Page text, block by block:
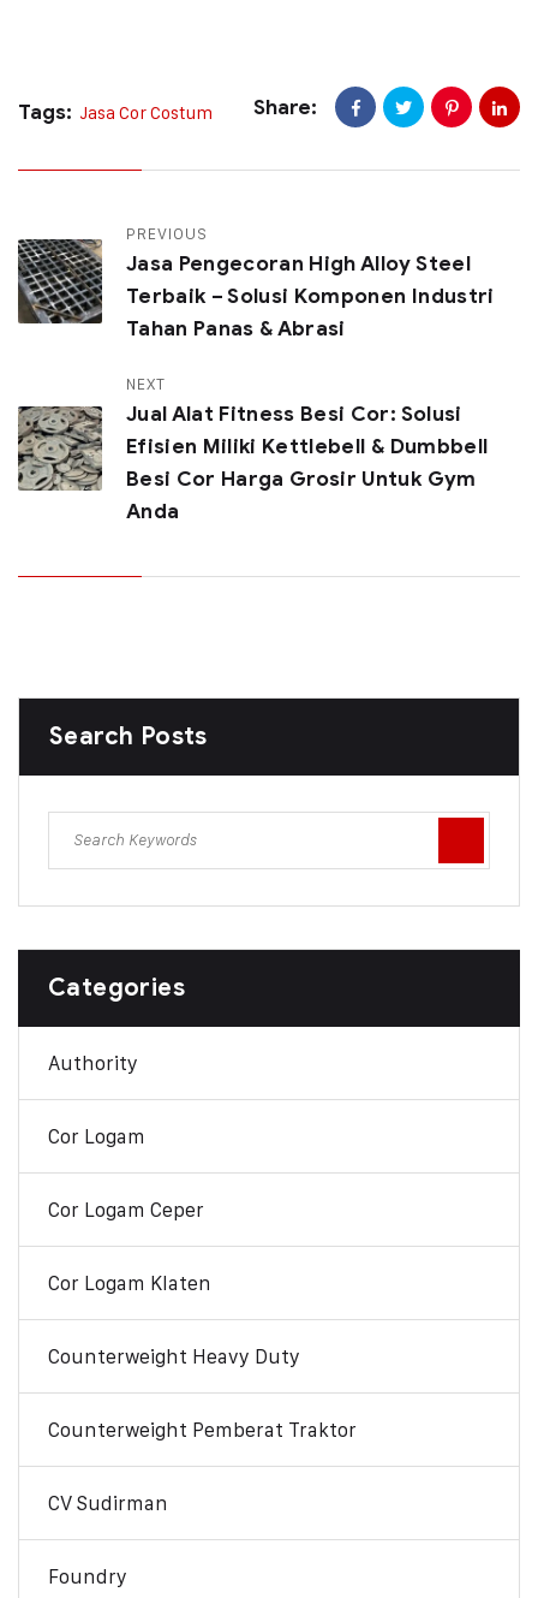
Tags: Jasa Cor Costum Share:
PREVIOUS
Jasa Pengecoran High Alloy Steel
Terbaik – Solusi Komponen Industri
Tahan Panas & Abrasi
NEXT
Jual Alat Fitness Besi Cor: Solusi
Efisien Miliki Kettlebell & Dumbbell
Besi Cor Harga Grosir Untuk Gym
Anda
Search Posts
Categories
Authority
Cor Logam
Cor Logam Ceper
Cor Logam Klaten
Counterweight Heavy Duty
Counterweight Pemberat Traktor
CV Sudirman
Foundry